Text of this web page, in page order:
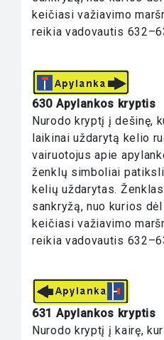
keičiasi važiavimo
reikia vadovautis
630 Apylankos kryptis
Nurodo kryptį į dešinę,
laikinai uždarytą kelio
vairuotojus apie
ženklų simboliai
kelių uždarytas.
sankryžą, nuo kurios
keičiasi važiavimo
reikia vadovautis
631 Apylankos kryptis
Nurodo kryptį į kairę,